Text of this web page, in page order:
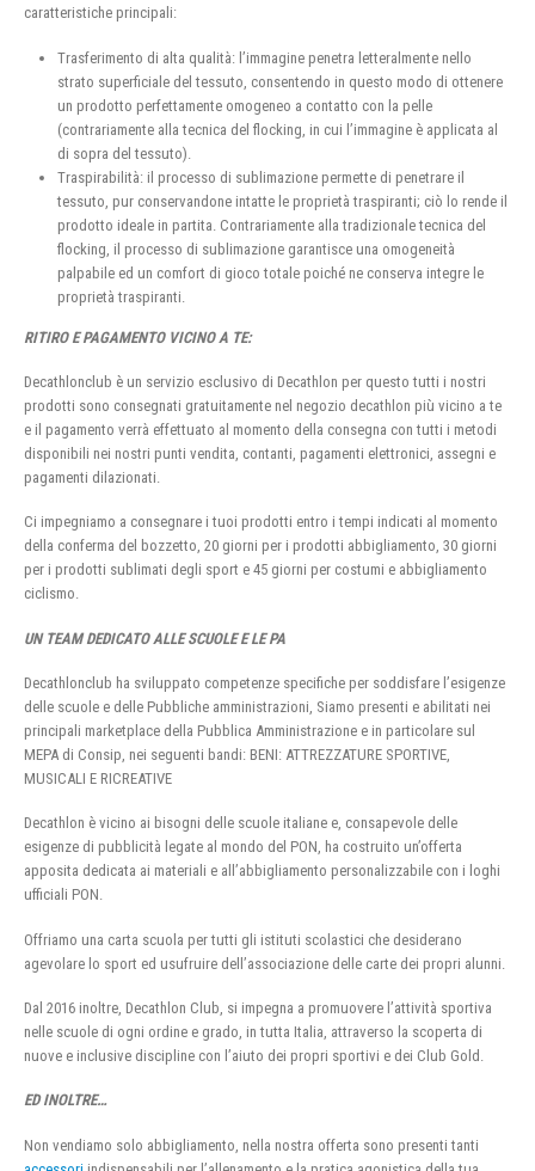
caratteristiche principali:
Trasferimento di alta qualità: l’immagine penetra letteralmente nello
strato superficiale del tessuto, consentendo in questo modo di ottenere
un prodotto perfettamente omogeneo a contatto con la pelle
(contrariamente alla tecnica del flocking, in cui l’immagine è applicata al
di sopra del tessuto).
Traspirabilità: il processo di sublimazione permette di penetrare il
tessuto, pur conservandone intatte le proprietà traspiranti; ciò lo rende il
prodotto ideale in partita. Contrariamente alla tradizionale tecnica del
flocking, il processo di sublimazione garantisce una omogeneità
palpabile ed un comfort di gioco totale poiché ne conserva integre le
proprietà traspiranti.
RITIRO E PAGAMENTO VICINO A TE:
Decathlonclub è un servizio esclusivo di Decathlon per questo tutti i nostri
prodotti sono consegnati gratuitamente nel negozio decathlon più vicino a te
e il pagamento verrà effettuato al momento della consegna con tutti i metodi
disponibili nei nostri punti vendita, contanti, pagamenti elettronici, assegni e
pagamenti dilazionati.
Ci impegniamo a consegnare i tuoi prodotti entro i tempi indicati al momento
della conferma del bozzetto, 20 giorni per i prodotti abbigliamento, 30 giorni
per i prodotti sublimati degli sport e 45 giorni per costumi e abbigliamento
ciclismo.
UN TEAM DEDICATO ALLE SCUOLE E LE PA
Decathlonclub ha sviluppato competenze specifiche per soddisfare l’esigenze
delle scuole e delle Pubbliche amministrazioni, Siamo presenti e abilitati nei
principali marketplace della Pubblica Amministrazione e in particolare sul
MEPA di Consip, nei seguenti bandi: BENI: ATTREZZATURE SPORTIVE,
MUSICALI E RICREATIVE
Decathlon è vicino ai bisogni delle scuole italiane e, consapevole delle
esigenze di pubblicità legate al mondo del PON, ha costruito un’offerta
apposita dedicata ai materiali e all’abbigliamento personalizzabile con i loghi
ufficiali PON.
Offriamo una carta scuola per tutti gli istituti scolastici che desiderano
agevolare lo sport ed usufruire dell’associazione delle carte dei propri alunni.
Dal 2016 inoltre, Decathlon Club, si impegna a promuovere l’attività sportiva
nelle scuole di ogni ordine e grado, in tutta Italia, attraverso la scoperta di
nuove e inclusive discipline con l’aiuto dei propri sportivi e dei Club Gold.
ED INOLTRE…
Non vendiamo solo abbigliamento, nella nostra offerta sono presenti tanti